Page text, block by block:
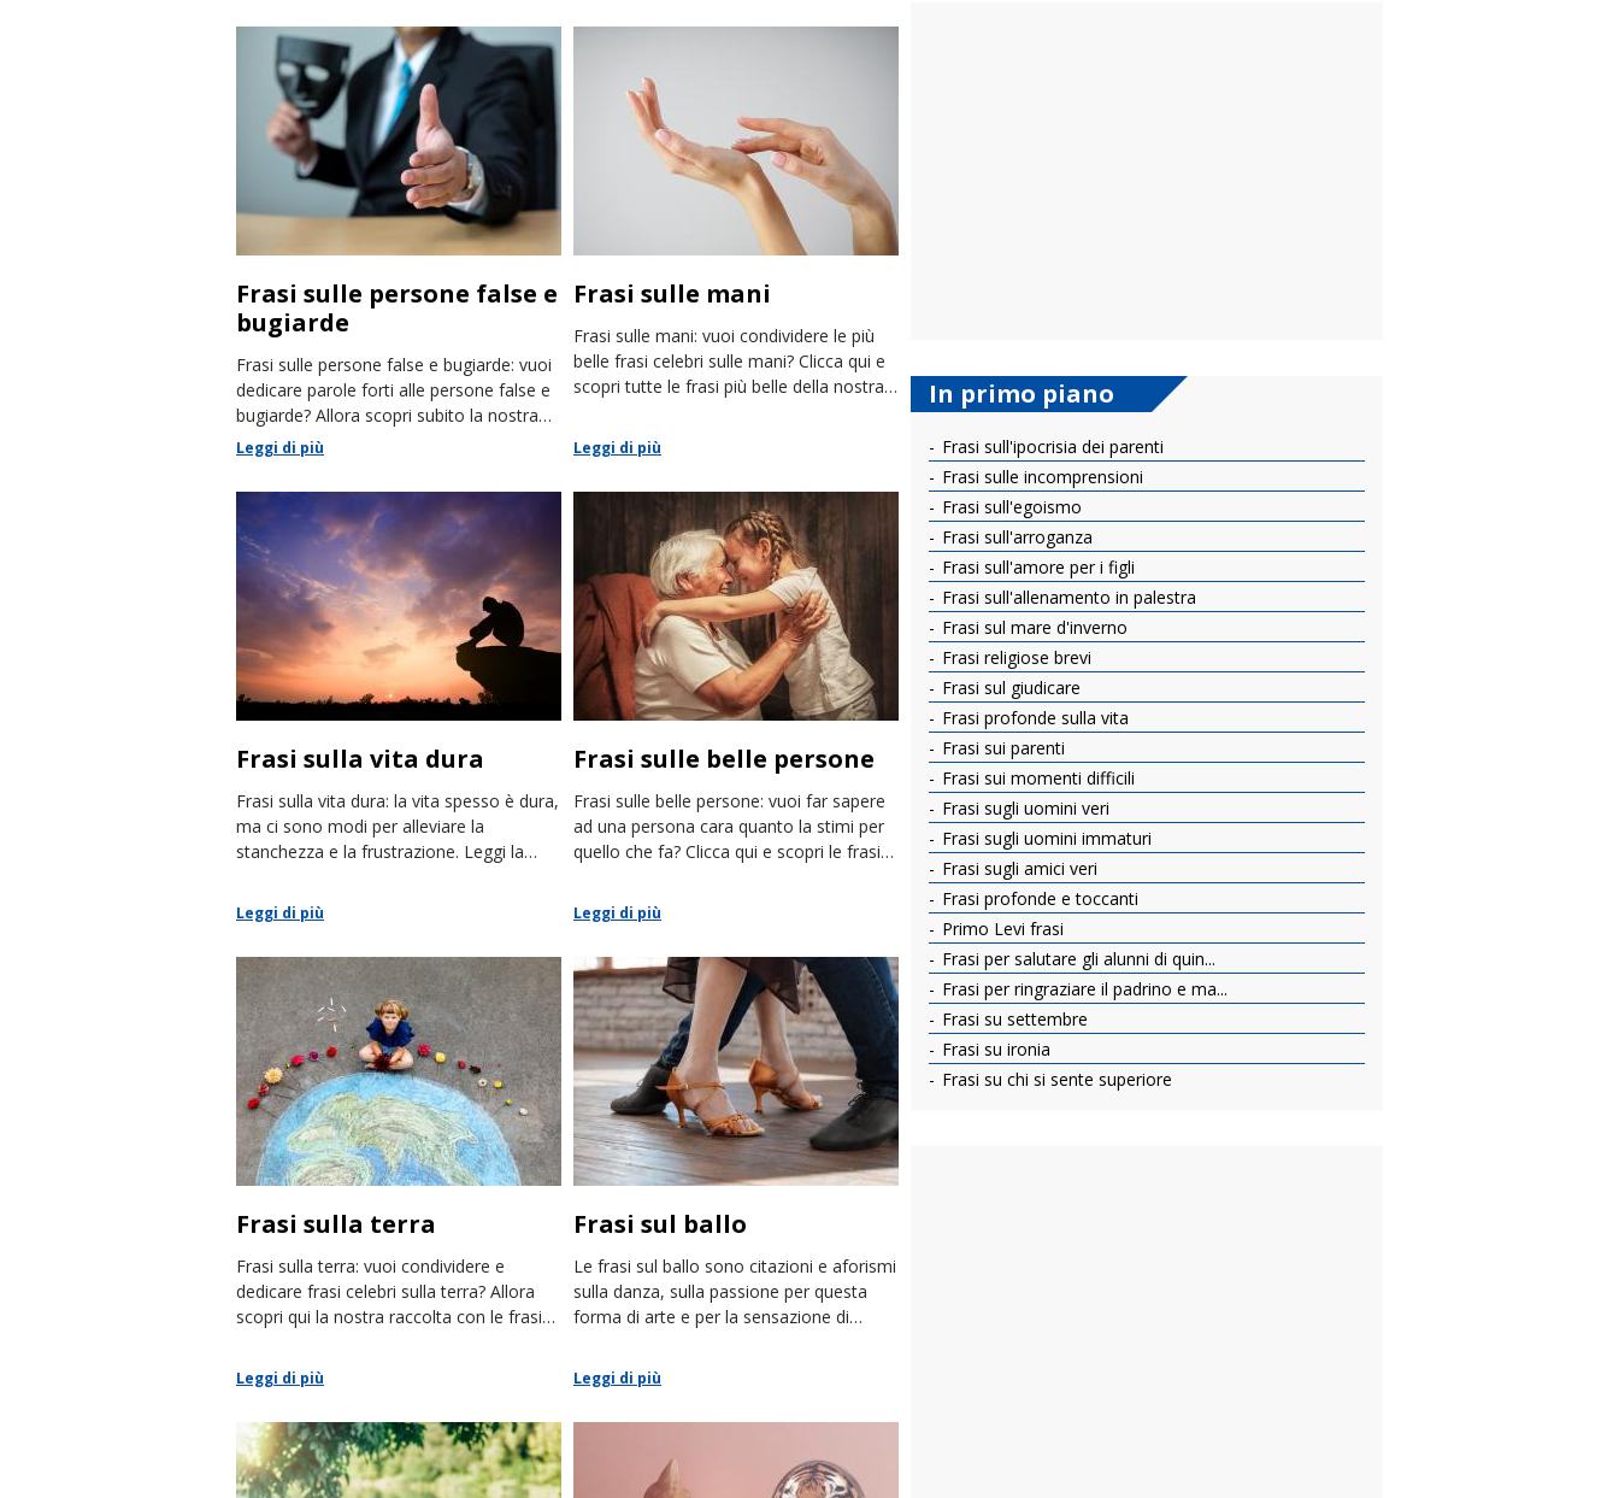
Frasi sulle persone false e
bugiarde
Frasi sulle persone false e bugiarde: vuoi
dedicare parole forti alle persone false e
bugiarde? Allora scopri subito la nostra
raccolta.
Leggi di più
Frasi sulle mani
Frasi sulle mani: vuoi condividere le più
belle frasi celebri sulle mani? Clicca qui e
scopri tutte le frasi più belle della nostra
Leggi di più
Frasi sulla vita dura
Frasi sulla vita dura: la vita spesso è dura,
ma ci sono modi per alleviare la
stanchezza e la frustrazione. Leggi la
Leggi di più
Frasi sulle belle persone
Frasi sulle belle persone: vuoi far sapere
ad una persona cara quanto la stimi per
quello che fa? Clicca qui e scopri le frasi
Leggi di più
Frasi sulla terra
Frasi sulla terra: vuoi condividere e
dedicare frasi celebri sulla terra? Allora
scopri qui la nostra raccolta con le frasi
Leggi di più
Frasi sul ballo
Le frasi sul ballo sono citazioni e aforismi
sulla danza, sulla passione per questa
forma di arte e per la sensazione di
Leggi di più
In primo piano
Frasi sull'ipocrisia dei parenti
Frasi sulle incomprensioni
Frasi sull'egoismo
Frasi sull'arroganza
Frasi sull'amore per i figli
Frasi sull'allenamento in palestra
Frasi sul mare d'inverno
Frasi religiose brevi
Frasi sul giudicare
Frasi profonde sulla vita
Frasi sui parenti
Frasi sui momenti difficili
Frasi sugli uomini veri
Frasi sugli uomini immaturi
Frasi sugli amici veri
Frasi profonde e toccanti
Primo Levi frasi
Frasi per salutare gli alunni di quin...
Frasi per ringraziare il padrino e ma...
Frasi su settembre
Frasi su ironia
Frasi su chi si sente superiore